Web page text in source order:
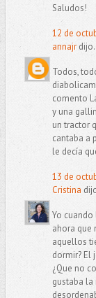
Saludos!
12 de
annajr
Todos,
comento
y una
un tractor
cantaba a
le decía
13 de
Cristina
Yo
ahora que
aquellos
dormir? El
¿Que no
gustaba la